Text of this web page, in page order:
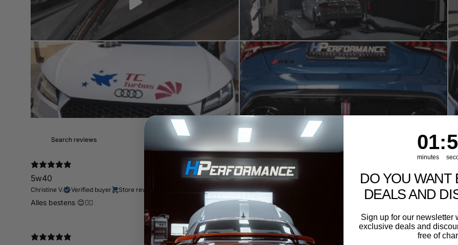
With media
5w40
Christine V. Verified buyer Store review
Alles bestens 😊👍🏻
1
01
minutes
: 53
DO YOU WANT
DEALS AND
Sign up for our newsletter
exclusive deals and
free of